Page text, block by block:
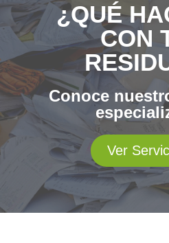
¿QUÉ
CON
Conoce
Ver